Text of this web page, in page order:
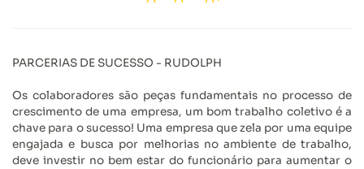
PARCERIAS DE SUCESSO - RUDOLPH
Os colaboradores são peças fundamentais no processo de
crescimento de uma empresa, um bom trabalho coletivo é a
chave para o sucesso! Uma empresa que zela por uma equipe
engajada e busca por melhorias no ambiente de trabalho,
deve investir no bem estar do funcionário para aumentar o